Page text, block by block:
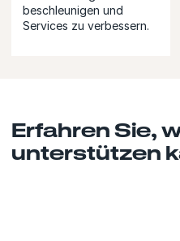
beschleunigen und
Services zu verbessern.
Erfahren Sie,
unterstützen